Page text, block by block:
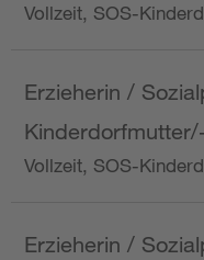
Vollzeit, SOS-
Erzieherin /
Vollzeit, SOS-
Erzieherin /